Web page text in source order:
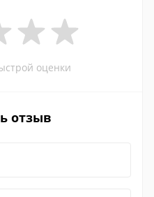
оценки
отзыв